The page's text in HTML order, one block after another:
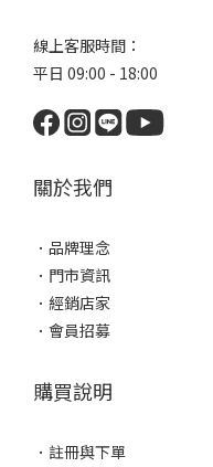
線上客服時間：
平日 09:00 - 18:00
關於我們
． 品牌理念
． 門市資訊
． 經銷店家
． 會員招募
購買說明
． 註冊與下單